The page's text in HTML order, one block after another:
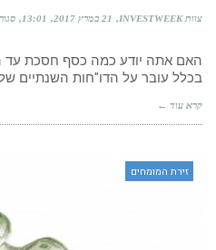
צוות INVESTWEEK 21 במרץ 2017 13:01
האם אתה יודע כמה כסף חסכת עד
בכלל עובר על הדו"חות השנתיים
קרא עוד ←
זירת המומחים